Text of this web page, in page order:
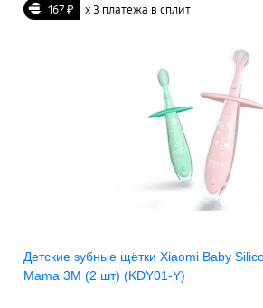
167 ₽ х 3 платежа в сплит
Детские зубные щётки Xiaomi Baby
Mama 3M (2 шт) (KDY01-Y)